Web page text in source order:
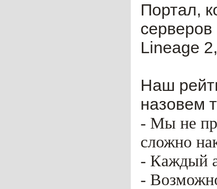
Портал,
Lineage
Наш
назовем
- Мы не
сложно
- Каждый
-